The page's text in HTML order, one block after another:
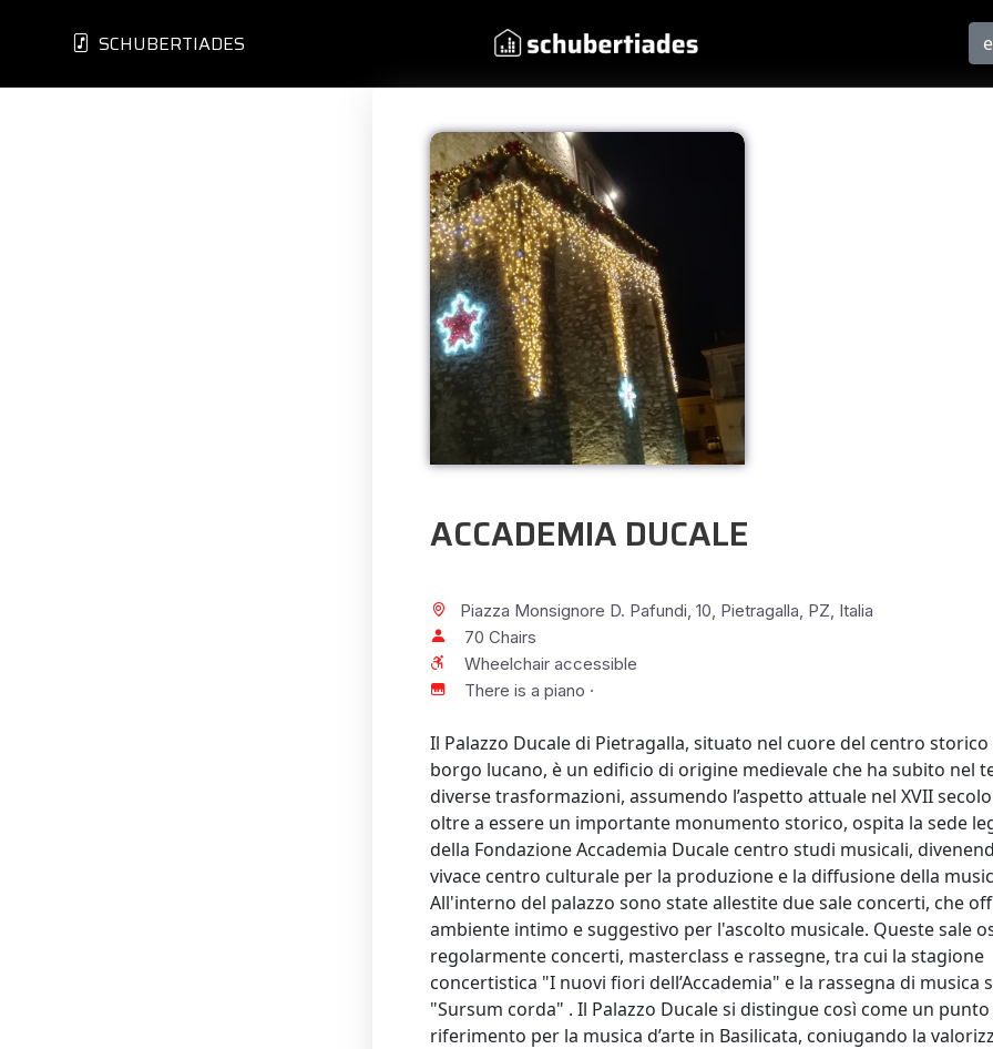
SCHUBERTIADES
ACCADEMIA DUCALE
Piazza Monsignore D. Pafundi, 10, Pietragalla, PZ, Italia
70 Chairs
Wheelchair accessible
There is a piano ·
Il Palazzo Ducale di Pietragalla, situato nel cuore del centro storico
borgo lucano, è un edificio di origine medievale che ha subito nel
diverse trasformazioni, assumendo l’aspetto attuale nel XVII
oltre a essere un importante monumento storico, ospita la sede
della Fondazione Accademia Ducale centro studi musicali,
vivace centro culturale per la produzione e la diffusione della
All'interno del palazzo sono state allestite due sale concerti, che
ambiente intimo e suggestivo per l'ascolto musicale. Queste sale
regolarmente concerti, masterclass e rassegne, tra cui la stagione
concertistica "I nuovi fiori dell’Accademia" e la rassegna di musica
"Sursum corda" . Il Palazzo Ducale si distingue così come un
riferimento per la musica d’arte in Basilicata, coniugando la